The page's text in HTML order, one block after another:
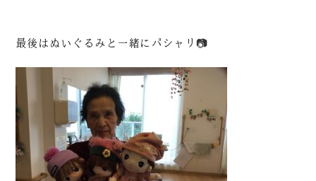
最後はぬいぐるみと一緒にパシャリ📷